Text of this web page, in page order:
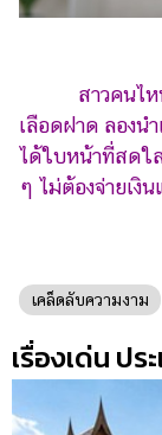
สาวคนไ
เลือดฝาด ลองน
ได้ใบหน้าที่สดใส
ๆ ไม่ต้องจ่ายเงิ
เคล็ดลับความงาม
เรื่องเด่น ปร